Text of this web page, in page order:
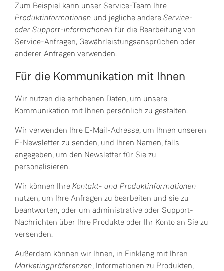
Zum Beispiel kann unser Service-Team Ihre
Produktinformationen und jegliche andere Service-
oder Support-Informationen für die Bearbeitung von
Service-Anfragen, Gewährleistungsansprüchen oder
anderer Anfragen verwenden.
Für die Kommunikation mit Ihnen
Wir nutzen die erhobenen Daten, um unsere
Kommunikation mit Ihnen persönlich zu gestalten.
Wir verwenden Ihre E-Mail-Adresse, um Ihnen unseren
E-Newsletter zu senden, und Ihren Namen, falls
angegeben, um den Newsletter für Sie zu
personalisieren.
Wir können Ihre Kontakt- und Produktinformationen
nutzen, um Ihre Anfragen zu bearbeiten und sie zu
beantworten, oder um administrative oder Support-
Nachrichten über Ihre Produkte oder Ihr Konto an Sie zu
versenden.
Außerdem können wir Ihnen, in Einklang mit Ihren
Marketingpräferenzen, Informationen zu Produkten,